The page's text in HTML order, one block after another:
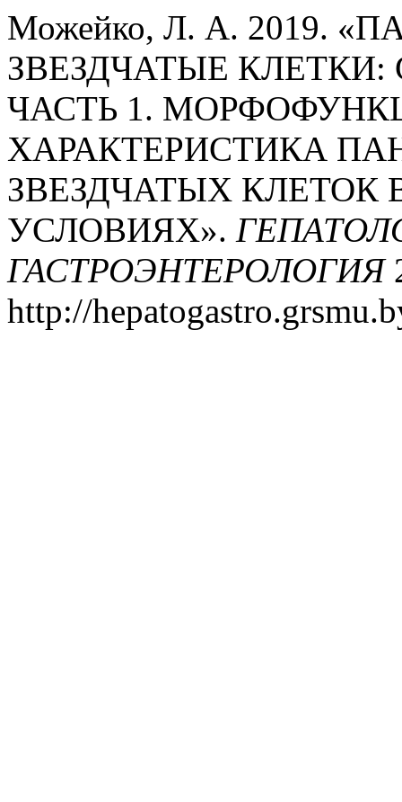
Можейко, Л. А. 2019.
ЗВЕЗДЧАТЫЕ
ЧАСТЬ 1.
ХАРАКТЕРИСТИКА
ЗВЕЗДЧАТЫХ КЛЕТОК
УСЛОВИЯХ».
ГАСТРОЭНТЕРОЛОГИЯ
http://